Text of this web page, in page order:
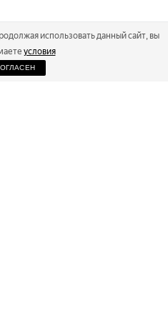
использовать данный сайт, вы
условия